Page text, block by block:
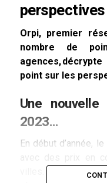
Orpi, premier
nombre de
agences,
point sur les
Une
2023…
En début d’année,
villes. En raison de